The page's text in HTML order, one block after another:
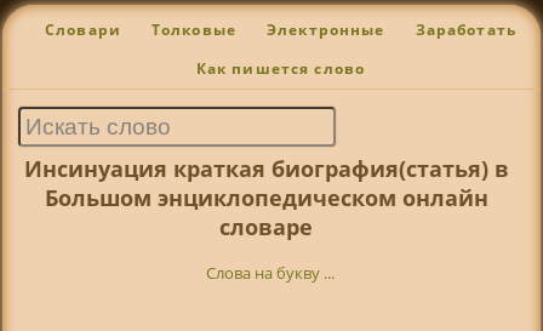
Словари Толковые Электронные Заработать
Как пишется слово
Инсинуация краткая биография(статья) в
Большом энциклопедическом онлайн
словаре
Слова на букву ...